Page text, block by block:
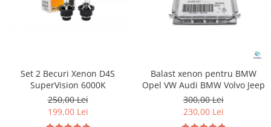
Set 2 Becuri Xenon D4S
SuperVision 6000K
250,00 Lei
199,00 Lei
Balast xenon pentru BMW
Opel VW Audi BMW Volvo Jeep
300,00 Lei
230,00 Lei